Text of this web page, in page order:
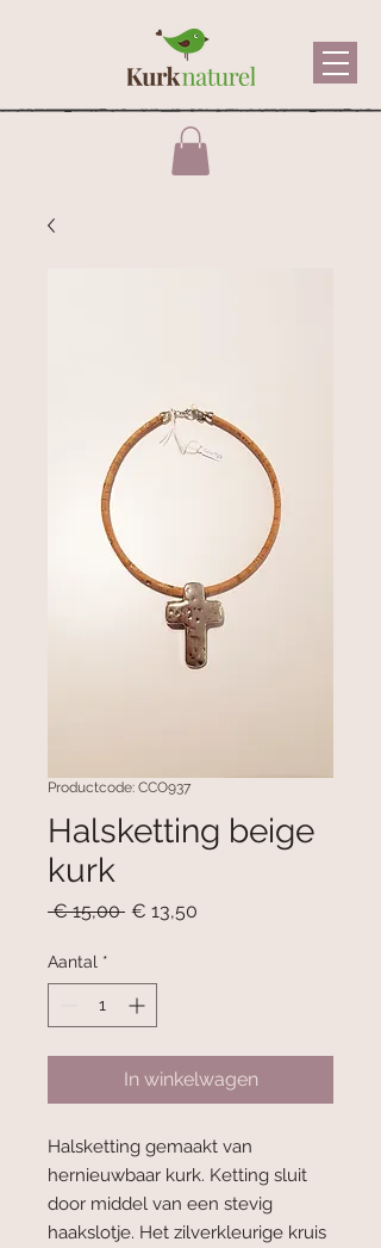
Productcode: CCO937
Halsketting beige
kurk
€ 15,00 Normale
€ 13,50
Aantal *
In winkelwagen
Halsketting gemaakt van
hernieuwbaar kurk. Ketting sluit
door middel van een stevig
haakslotje. Het zilverkleurige kruis